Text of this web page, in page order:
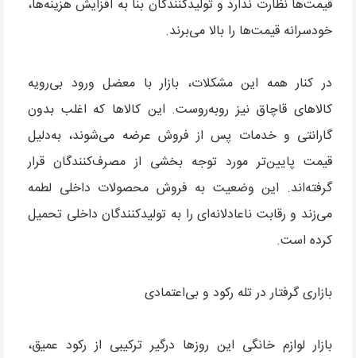
قیمت‌ها نظارت ندارد و تولیدکنندگان بنا به افزایش هزینه‌ها،
خودسرانه قیمت‌ها را بالا می‌برند.
در کنار همه این مشکلات، بازار با معضل ورود بی‌رویه
کالاهای قاچاق نیز روبه‌روست. این کالاها که اغلب بدون
گارانتی و خدمات پس از فروش عرضه می‌شوند، به‌دلیل
قیمت پایین‌تر مورد توجه بخشی از مصرف‌کنندگان قرار
گرفته‌اند. این وضعیت به فروش محصولات داخلی لطمه
می‌زند و رقابت ناعادلانه‌ای را به تولیدکنندگان داخلی تحمیل
کرده است.
بازاری گرفتار در تله رکود و بی‌اعتمادی
بازار لوازم خانگی این روزها درگیر ترکیبی از رکود عمیق،